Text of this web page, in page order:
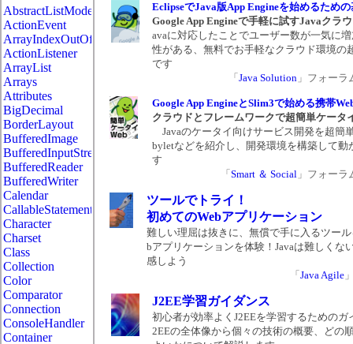
EclipseでJava版App Engineを始めるため
Google App Engineで手軽に試すJavaク
avaに対応したことでユーザー数が一気に
性がある、無料でお手軽なクラウド環境の
です
「 Java Solution 」フォーラ
Google App EngineとSlim3で始める携帯
クラウドとフレームワークで超簡単ケータ
Javaのケータイ向けサービス開発を超簡
byletなどを紹介し、開発環境を構築して動
す
「 Smart ＆ Social 」フォーラ
ツールでトライ！
初めてのWebアプリケーション
難しい理屈は抜きに、無償で手に入るツール
bアプリケーションを体験！Javaは難しくな
感しよう
「 Java Agile
J2EE学習ガイダンス
初心者が効率よくJ2EEを学習するためのガ
2EEの全体像から個々の技術の概要、どの
AbstractListModel
ActionEvent
ArrayIndexOutOfBoundsException
ActionListener
ArrayList
Arrays
Attributes
BigDecimal
BorderLayout
BufferedImage
BufferedInputStream
BufferedReader
BufferedWriter
Calendar
CallableStatement
Character
Charset
Class
Collection
Color
Comparator
Connection
ConsoleHandler
Container